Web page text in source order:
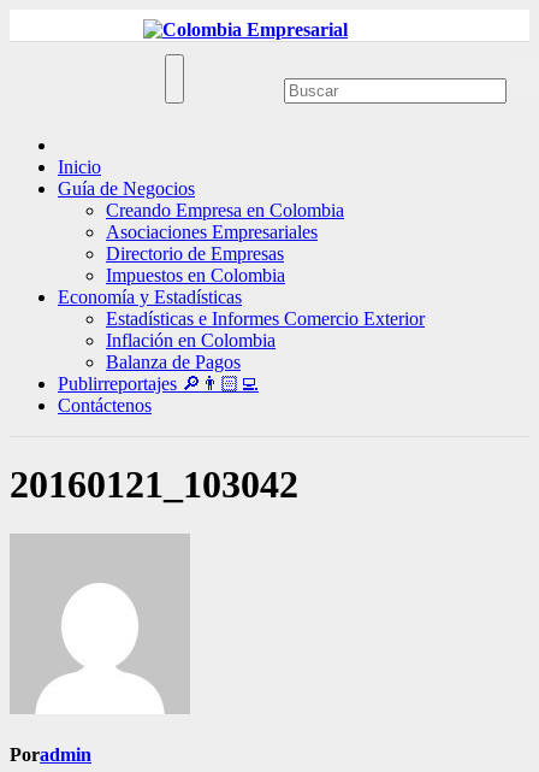
al
Inicio
Guía de Negocios
Creando Empresa en Colombia
Asociaciones Empresariales
Directorio de Empresas
Impuestos en Colombia
Economía y Estadísticas
Estadísticas e Informes Comercio Exterior
Inflación en Colombia
Balanza de Pagos
Publirreportajes 🔎👨🏻‍💻
Contáctenos
20160121_103042
Poradmin